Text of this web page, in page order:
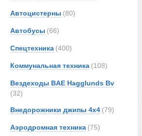
Автоцистерны (80)
Автобусы (66)
Спецтехника (400)
Коммунальная техника (108)
Вездеходы BAE Hagglunds Bv
(32)
Внедорожники джипы 4х4 (79)
Аэродромная техника (75)